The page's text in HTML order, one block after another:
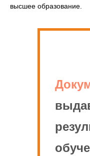
высшее образование.